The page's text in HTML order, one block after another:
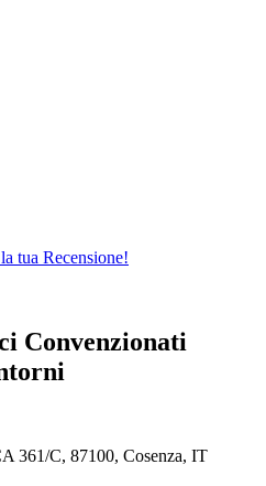
tua Recensione!
Convenzionati
C, 87100, Cosenza, IT